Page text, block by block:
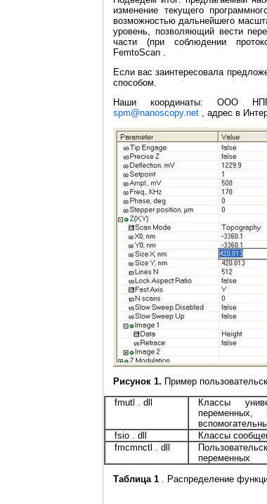
изменение текущего
возможностью дальнейшего
уровень, позволяющий вести
части (при соблюдении
FemtoScan .
Если вас заинтересовала
способом.
Наши координаты: ООО НПП
spm@nanoscopy.net
, адрес в
Рисунок 1. Пример
fmutl . dll
Классы
переменных,
fsio . dll
Классы
fmcmnctl . dll
переменных
Таблица 1
. Распределение